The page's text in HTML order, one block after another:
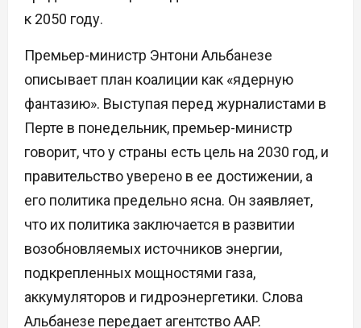
к 2050 году.
Премьер-министр Энтони Альбанезе
описывает план коалиции как «ядерную
фантазию». Выступая перед журналистами в
Перте в понедельник, премьер-министр
говорит, что у страны есть цель на 2030 год, и
правительство уверено в ее достижении, а
его политика предельно ясна. Он заявляет,
что их политика заключается в развитии
возобновляемых источников энергии,
подкрепленных мощностями газа,
аккумуляторов и гидроэнергетики. Слова
Альбанезе передает агентство AAP.